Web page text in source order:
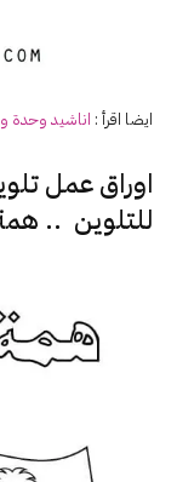
ايضا اقرأ : اناشيد وحدة
للتلوين ..